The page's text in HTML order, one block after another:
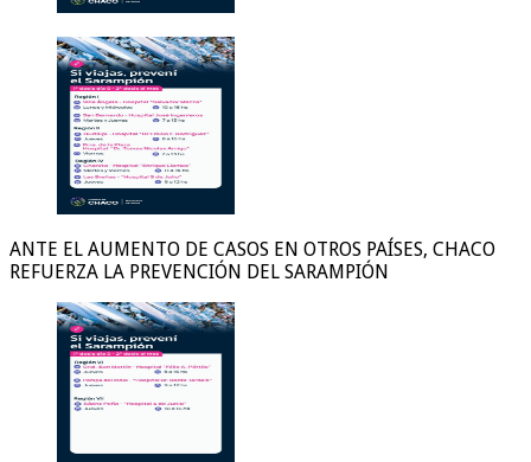
ANTE EL AUMENTO DE CASOS EN OTROS PAÍSES, CHACO
REFUERZA LA PREVENCIÓN DEL SARAMPIÓN